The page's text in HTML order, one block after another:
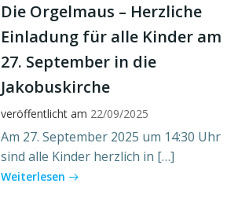
Die Orgelmaus – Herzliche
Einladung für alle Kinder am
27. September in die
Jakobuskirche
veröffentlicht am 22/09/2025
Am 27. September 2025 um 14:30 Uhr
sind alle Kinder herzlich in […]
Weiterlesen